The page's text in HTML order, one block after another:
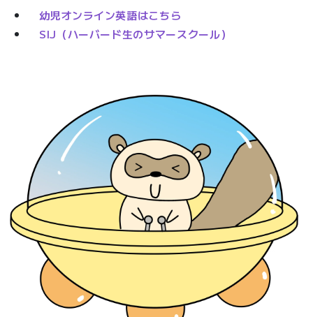
幼児オンライン英語はこちら
SIJ（ハーバード生のサマースクール）